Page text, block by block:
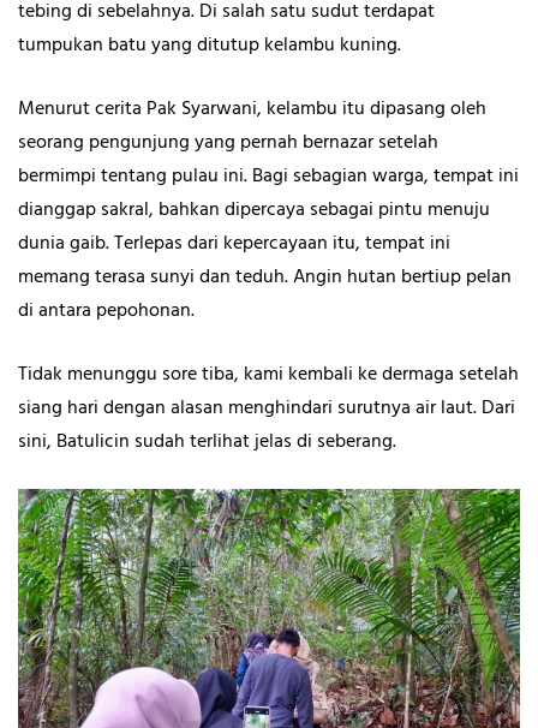
tebing di sebelahnya. Di salah satu sudut terdapat
tumpukan batu yang ditutup kelambu kuning.
Menurut cerita Pak Syarwani, kelambu itu dipasang oleh
seorang pengunjung yang pernah bernazar setelah
bermimpi tentang pulau ini. Bagi sebagian warga, tempat ini
dianggap sakral, bahkan dipercaya sebagai pintu menuju
dunia gaib. Terlepas dari kepercayaan itu, tempat ini
memang terasa sunyi dan teduh. Angin hutan bertiup pelan
di antara pepohonan.
Tidak menunggu sore tiba, kami kembali ke dermaga setelah
siang hari dengan alasan menghindari surutnya air laut. Dari
sini, Batulicin sudah terlihat jelas di seberang.